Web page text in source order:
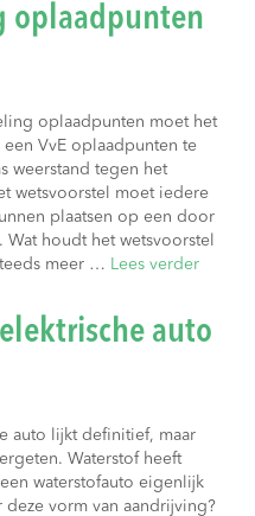
oplaadpunten
oplaadpunten moet het
VvE oplaadpunten te
weerstand tegen het
wetsvoorstel moet iedere
plaatsen op een door
houdt het wetsvoorstel
meer … Lees verder
auto
auto lijkt definitief, maar
Waterstof heeft
waterstofauto eigenlijk
vorm van aandrijving?